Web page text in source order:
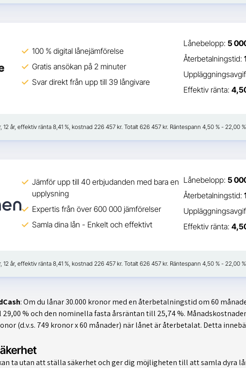
100 % digital lånejämförelse
Gratis ansökan på 2 minuter
Svar direkt från upp till 39 långivare
Lånebelopp: 5
Återbetalningstid:
Effektiv ränta:
år, effektiv ränta 8,41 %, kostnad 226 457 kr. Totalt 626 457 kr. Räntespann 4,50 % - 22,00 %.
Jämför upp till 40 erbjudanden med bara en
upplysning
Expertis från över 600 000 jämförelser
Samla dina lån - Enkelt och effektivt
Lånebelopp: 5
Återbetalningstid:
Effektiv ränta:
år, effektiv ränta 8,41 %, kostnad 226 457 kr. Totalt 626 457 kr. Räntespann 4,50 % - 22,00 %.
: Om du lånar 30.000 kronor med en återbetalningstid om 60
% och den nominella fasta årsräntan till 25,74 %.
(d.v.s. 749 kronor x 60 månader) när lånet är återbetalat. Detta
ta utan att ställa säkerhet och ger dig möjligheten till att samla dyra